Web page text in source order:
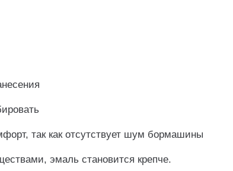
так как отсутствует шум бормашины
эмаль становится крепче.